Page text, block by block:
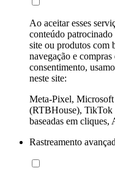
Ao aceitar esses
conteúdo patrocinado
site ou produtos com
navegação e
consentimento,
neste site:
Meta-Pixel,
(RTBHouse), TikTok
baseadas em cliques,
Rastreamento